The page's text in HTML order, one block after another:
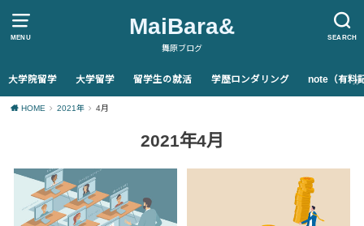
MENU SEARCH
MaiBara&
舞原ブログ
大学院留学 大学留学 留学生の就活 学歴ロンダリング note（有料
HOME 2021年 4月
2021年4月